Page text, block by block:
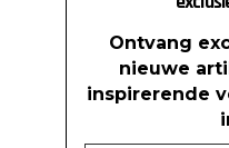
Ontvang
nieuwe
inspirerende